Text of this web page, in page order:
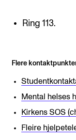
Låne utstyr
PRAKTISK
Canvas
IT og digitale
Sibelius –
Rom, bygg, saler
Ring 113.
Flere
Mental helses
Kirkens SOS
Fleire